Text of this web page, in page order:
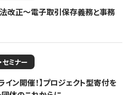
改正～電子取引保存義務と事務
セミナー
イン開催！】プロジェクト型寄付を